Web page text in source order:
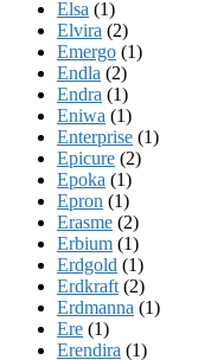
Elsa (1)
Elvira (2)
Emergo (1)
Endla (2)
Endra (1)
Eniwa (1)
Enterprise (1)
Epicure (2)
Epoka (1)
Epron (1)
Erasme (2)
Erbium (1)
Erdgold (1)
Erdkraft (2)
Erdmanna (1)
Ere (1)
Erendira (1)